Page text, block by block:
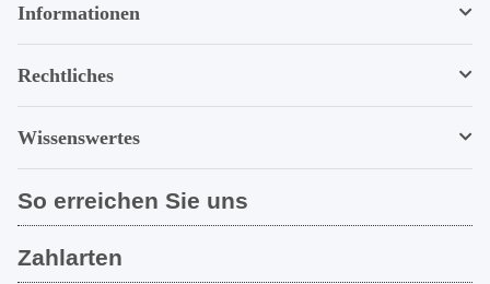
Informationen
Rechtliches
Wissenswertes
So erreichen Sie uns
Zahlarten